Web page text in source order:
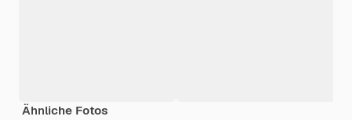
Ähnliche Fotos